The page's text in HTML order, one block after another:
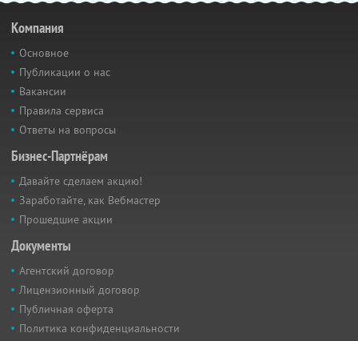
Компания
Основное
Публикации о нас
Вакансии
Правила сервиса
Ответы на вопросы
Бизнес-Партнёрам
Давайте сделаем акцию!
Заработайте, как Вебмастер
Прошедшие акции
Документы
Агентский договор
Лицензионный договор
Публичная оферта
Политика конфиденциальности